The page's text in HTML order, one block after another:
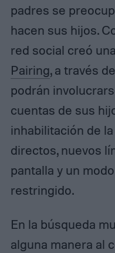
padres se
hacen sus hijos.
red social creó
Pairing, a través
podrán
cuentas de sus
inhabilitación de
directos, nuevos
pantalla y un
restringido.
En la búsqueda
alguna manera al